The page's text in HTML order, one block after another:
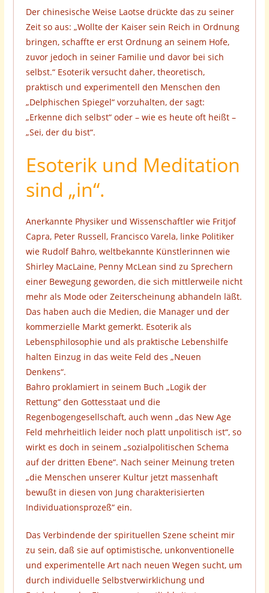
Der chinesische Weise Laotse drückte das zu seiner
Zeit so aus: „Wollte der Kaiser sein Reich in Ordnung
bringen, schaffte er erst Ordnung an seinem Hofe,
zuvor jedoch in seiner Familie und davor bei sich
selbst.“ Esoterik versucht daher, theoretisch,
praktisch und experimentell den Menschen den
„Delphischen Spiegel“ vorzuhalten, der sagt:
„Erkenne dich selbst“ oder – wie es heute oft heißt –
„Sei, der du bist“.
Esoterik und Meditation
sind „in“.
Anerkannte Physiker und Wissenschaftler wie Fritjof
Capra, Peter Russell, Francisco Varela, linke Politiker
wie Rudolf Bahro, weltbekannte Künstlerinnen wie
Shirley MacLaine, Penny McLean sind zu Sprechern
einer Bewegung geworden, die sich mittlerweile nicht
mehr als Mode oder Zeiterscheinung abhandeln läßt.
Das haben auch die Medien, die Manager und der
kommerzielle Markt gemerkt. Esoterik als
Lebensphilosophie und als praktische Lebenshilfe
halten Einzug in das weite Feld des „Neuen
Denkens“.
Bahro proklamiert in seinem Buch „Logik der
Rettung“ den Gottesstaat und die
Regenbogengesellschaft, auch wenn „das New Age
Feld mehrheitlich leider noch platt unpolitisch ist“, so
wirkt es doch in seinem „sozialpolitischen Schema
auf der dritten Ebene“. Nach seiner Meinung treten
„die Menschen unserer Kultur jetzt massenhaft
bewußt in diesen von Jung charakterisierten
Individuationsprozeß“ ein.
Das Verbindende der spirituellen Szene scheint mir
zu sein, daß sie auf optimistische, unkonventionelle
und experimentelle Art nach neuen Wegen sucht, um
durch individuelle Selbstverwirklichung und